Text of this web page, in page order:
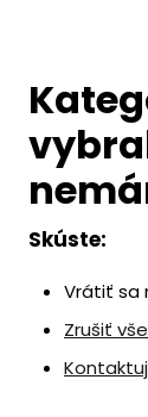
Skúste:
Vrátiť sa
Zrušiť